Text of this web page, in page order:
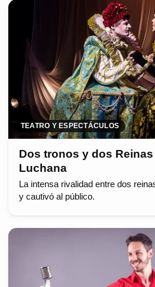
TEATRO Y ESPECTÁCULOS
Dos tronos y dos
Luchana
La intensa rivalidad entre dos
y cautivó al público.